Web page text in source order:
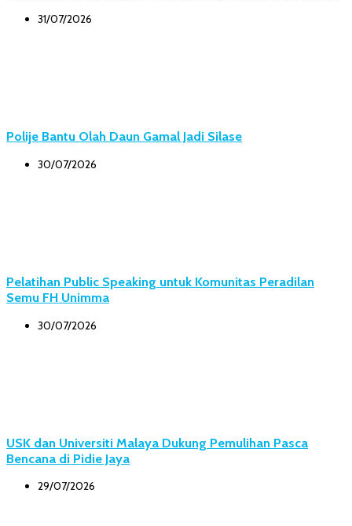
31/07/2026
Polije Bantu Olah Daun Gamal Jadi Silase
30/07/2026
Pelatihan Public Speaking untuk Komunitas Peradilan
Semu FH Unimma
30/07/2026
USK dan Universiti Malaya Dukung Pemulihan Pasca
Bencana di Pidie Jaya
29/07/2026